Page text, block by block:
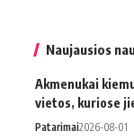
Naujausios
Akmenukai
vietos, kuriose
Patarimai2026-08-01